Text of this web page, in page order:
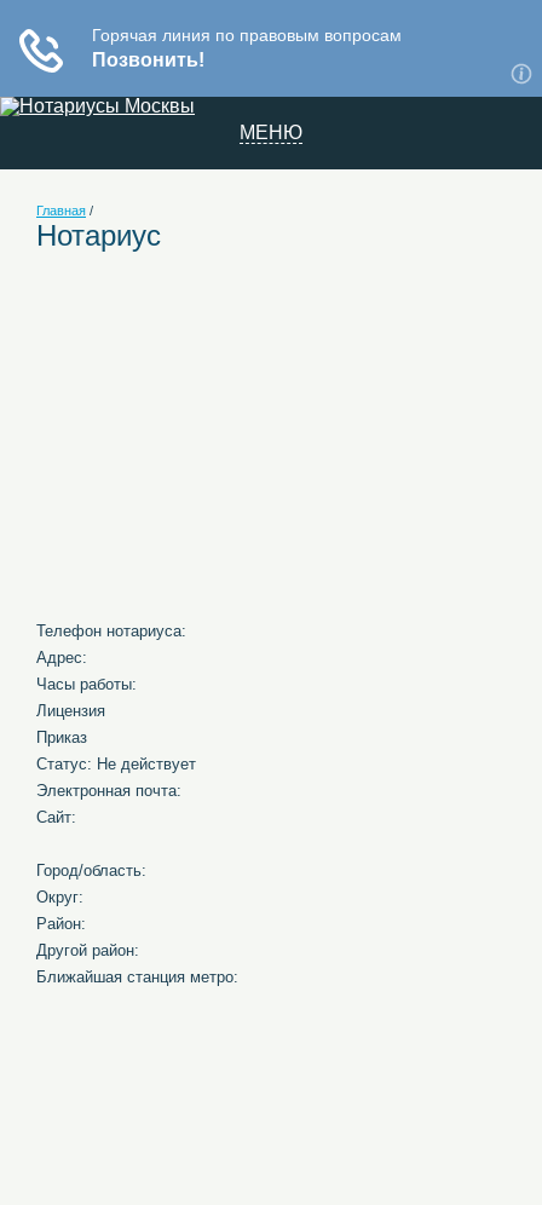
МЕНЮ
Главная /
Нотариус
Телефон нотариуса:
Адрес:
Часы работы:
Лицензия
Приказ
Статус: Не действует
Электронная почта:
Сайт:
Город/область:
Округ:
Район:
Другой район:
Ближайшая станция метро: